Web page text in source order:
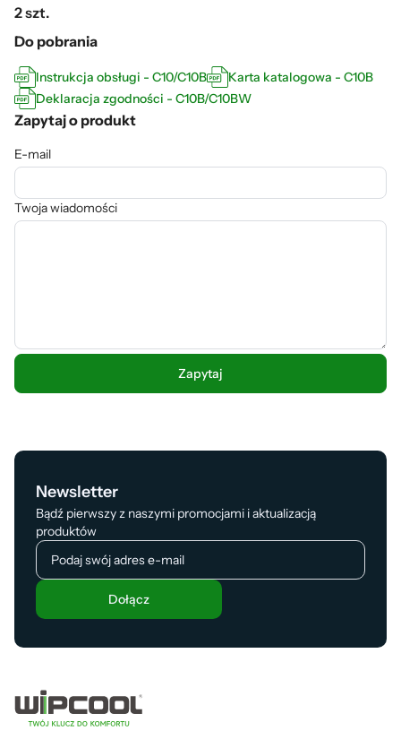
2 szt.
Do pobrania
Instrukcja obsługi - C10/C10B
Karta katalogowa - C10B
Deklaracja zgodności - C10B/C10BW
Zapytaj o produkt
E-mail
Twoja wiadomości
Newsletter
Bądź pierwszy z naszymi promocjami i aktualizacją
produktów
Dołącz